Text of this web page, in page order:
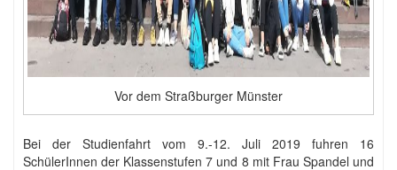
Vor dem Straßburger Münster
Bei der Studienfahrt vom 9.-12. Juli 2019 fuhren 16
SchülerInnen der Klassenstufen 7 und 8 mit Frau Spandel und